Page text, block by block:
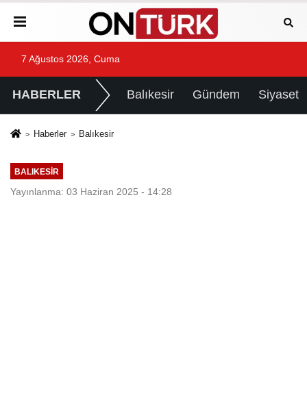
7 Ağustos 2026, Cuma
HABERLER Balıkesir Gündem Siyaset
Haberler Balıkesir
BALIKESIR
Yayınlanma: 03 Haziran 2025 - 14:28